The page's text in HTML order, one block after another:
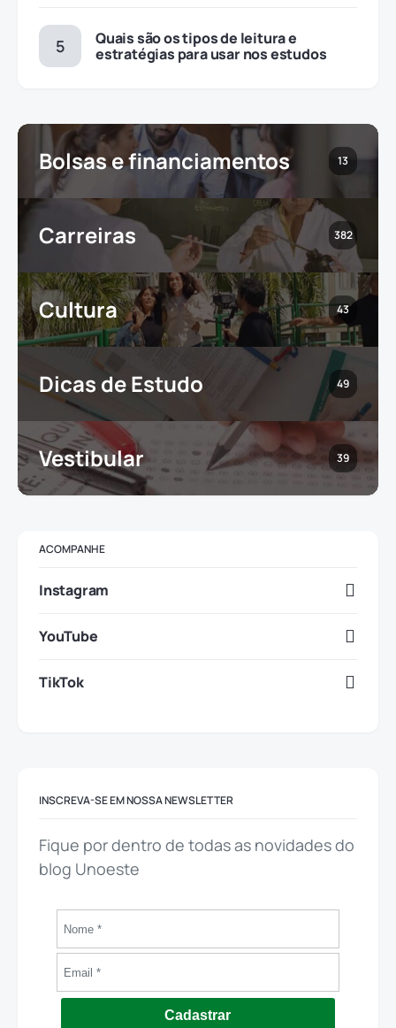
Quais são os tipos de leitura e
estratégias para usar nos estudos
Bolsas e financiamentos 13
Carreiras 382
Cultura 43
Dicas de Estudo 49
Vestibular 39
ACOMPANHE
Instagram
YouTube
TikTok
INSCREVA-SE EM NOSSA NEWSLETTER
Fique por dentro de todas as novidades do
blog Unoeste
Cadastrar